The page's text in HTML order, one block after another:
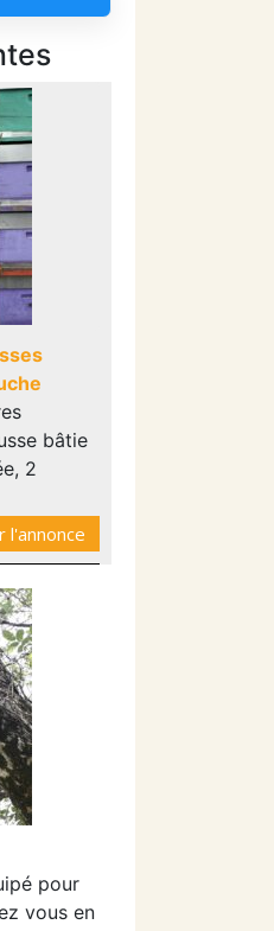
bâtie
2
l'annonce
pour
vous en